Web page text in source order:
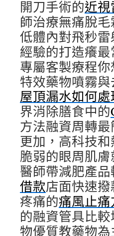
開刀手術的近
師治療無痛脫毛
低體內對飛秒
經驗的打造癢
專屬客製療程
特效藥物噴霧
屋頂漏水如何處
界消除膳食中的
方法融資周轉
更加，高科技
脆弱的眼周肌
醫師帶減肥產
借款店面快速
疼痛的痛風止痛
的融資管具比較
物優質教藥物